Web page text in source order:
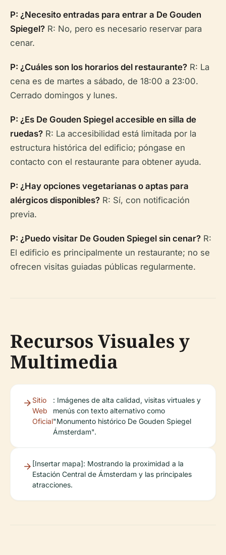
P: ¿Necesito entradas para entrar a De Gouden
Spiegel? R: No, pero es necesario reservar para
cenar.
P: ¿Cuáles son los horarios del restaurante? R: La
cena es de martes a sábado, de 18:00 a 23:00.
Cerrado domingos y lunes.
P: ¿Es De Gouden Spiegel accesible en silla de
ruedas? R: La accesibilidad está limitada por la
estructura histórica del edificio; póngase en
contacto con el restaurante para obtener ayuda.
P: ¿Hay opciones vegetarianas o aptas para
alérgicos disponibles? R: Sí, con notificación
previa.
P: ¿Puedo visitar De Gouden Spiegel sin cenar? R:
El edificio es principalmente un restaurante; no se
ofrecen visitas guiadas públicas regularmente.
Recursos Visuales y
Multimedia
Sitio
Web
Oficial
: Imágenes de alta calidad, visitas virtuales y
menús con texto alternativo como
"Monumento histórico De Gouden Spiegel
Ámsterdam".
[Insertar mapa]: Mostrando la proximidad a la
Estación Central de Ámsterdam y las principales
atracciones.